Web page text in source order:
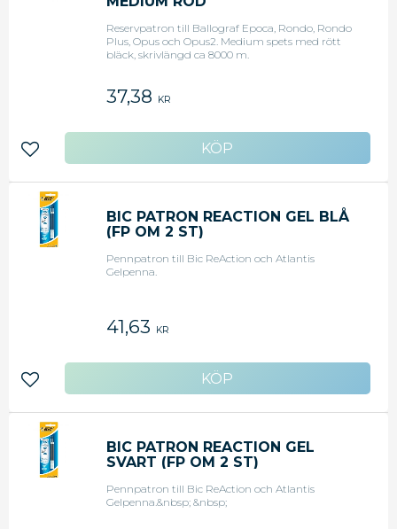
Reservpatron till Ballograf Epoca, Rondo, Rondo
Plus, Opus och Opus2. Medium spets med rött
bläck, skrivlängd ca 8000 m.
37,38 KR
Lägg till i favoriter
BIC PATRON REACTION GEL BLÅ
(FP OM 2 ST)
Pennpatron till Bic ReAction och Atlantis
Gelpenna.
41,63 KR
Lägg till i favoriter
BIC PATRON REACTION GEL
SVART (FP OM 2 ST)
Pennpatron till Bic ReAction och Atlantis
Gelpenna.&nbsp; &nbsp;